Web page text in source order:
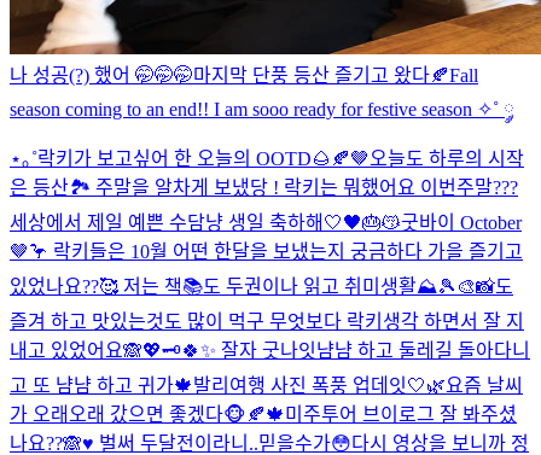
나 성공(?) 했어 🤭🤭🤭마지막 단풍 등산 즐기고 왔다🍂Fall
season coming to an end!! I am sooo ready for festive season ✧˚ ༘
⋆｡˚락키가 보고싶어 한 오늘의 OOTD🌰🍂🤎 오늘도 하루의 시작
은 등산🏞️ 주말을 알차게 보냈당 ! 락키는 뭐했어요 이번주말???
세상에서 제일 예쁜 수담냥 생일 축하해🤍🖤🎂😽굿바이 October
🤎🦩 락키들은 10월 어떤 한달을 보냈는지 궁금하다 가을 즐기고
있었나요??🥰 저는 책📚도 두권이나 읽고 취미생활⛰️🎾🎨📸도
즐겨 하고 맛있는것도 많이 먹구 무엇보다 락키생각 하면서 잘 지
내고 있었어요🙈💖🗝️🍀✨ 잘자 굿나잇냠냠 하고 둘레길 돌아다니
고 또 냠냠 하고 귀가🍁발리여행 사진 폭풍 업데잇🤍🌿요즘 날씨
가 오래오래 갔으면 좋겠다🐵🍂🍁미주투어 브이로그 잘 봐주셨
나요??🙈♥️ 벌써 두달전이라니..믿을수가😳다시 영상을 보니까 정